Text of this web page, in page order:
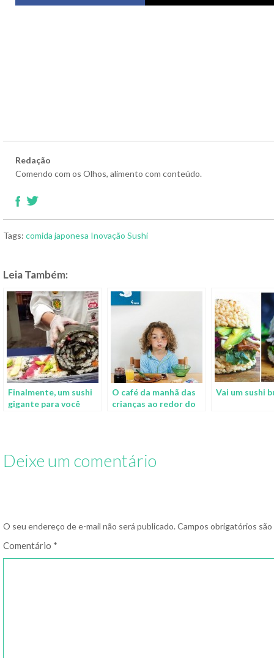
Redação
Comendo com os Olhos, alimento com conteúdo.
Tags: comida japonesa Inovação Sushi
Leia Também:
Finalmente, um sushi
gigante para você
O café da manhã das
crianças ao redor do
Vai um sushi
Deixe um comentário
O seu endereço de e-mail não será publicado. Campos obrigatórios
Comentário *